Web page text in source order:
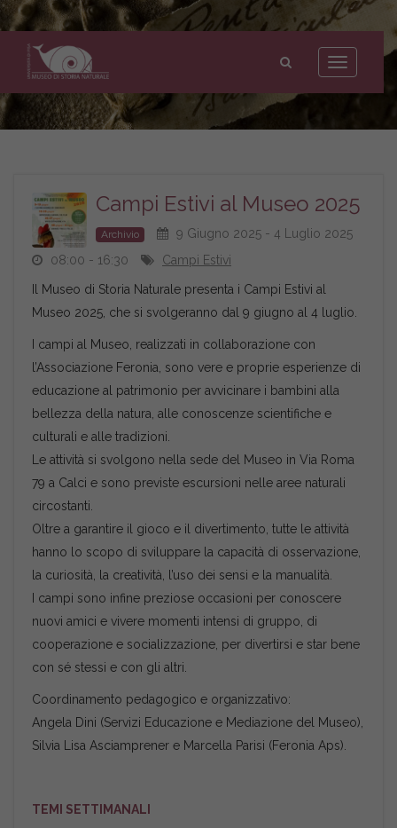
Toggle
navigation
Museo
di
Storia
Naturale
dell'Università
Campi Estivi al Museo 2025
Archivio
9 Giugno 2025 - 4 Luglio 2025
08:00 - 16:30
Campi Estivi
Il Museo di Storia Naturale presenta i Campi Estivi al
Museo 2025, che si svolgeranno dal 9 giugno al 4 luglio.
I campi al Museo, realizzati in collaborazione con
l’Associazione Feronia, sono vere e proprie esperienze di
educazione al patrimonio per avvicinare i bambini alla
bellezza della natura, alle conoscenze scientifiche e
culturali e alle tradizioni.
Le attività si svolgono nella sede del Museo in Via Roma
79 a Calci e sono previste escursioni nelle aree naturali
circostanti.
Oltre a garantire il gioco e il divertimento, tutte le attività
hanno lo scopo di sviluppare la capacità di osservazione,
la curiosità, la creatività, l’uso dei sensi e la manualità.
I campi sono infine preziose occasioni per conoscere
nuovi amici e vivere momenti intensi di gruppo, di
cooperazione e socializzazione, per divertirsi e star bene
con sé stessi e con gli altri.
Coordinamento pedagogico e organizzativo:
Angela Dini (Servizi Educazione e Mediazione del Museo),
Silvia Lisa Asciamprener e Marcella Parisi (Feronia Aps).
TEMI SETTIMANALI